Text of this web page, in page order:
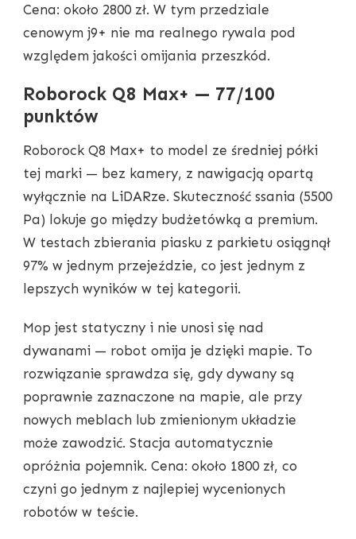
Cena: około 2800 zł. W tym przedziale
cenowym j9+ nie ma realnego rywala pod
względem jakości omijania przeszkód.
Roborock Q8 Max+ — 77/100
punktów
Roborock Q8 Max+ to model ze średniej półki
tej marki — bez kamery, z nawigacją opartą
wyłącznie na LiDARze. Skuteczność ssania (5500
Pa) lokuje go między budżetówką a premium.
W testach zbierania piasku z parkietu osiągnął
97% w jednym przejeździe, co jest jednym z
lepszych wyników w tej kategorii.
Mop jest statyczny i nie unosi się nad
dywanami — robot omija je dzięki mapie. To
rozwiązanie sprawdza się, gdy dywany są
poprawnie zaznaczone na mapie, ale przy
nowych meblach lub zmienionym układzie
może zawodzić. Stacja automatycznie
opróżnia pojemnik. Cena: około 1800 zł, co
czyni go jednym z najlepiej wycenionych
robotów w teście.